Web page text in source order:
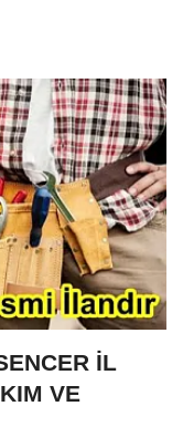
İL
VE